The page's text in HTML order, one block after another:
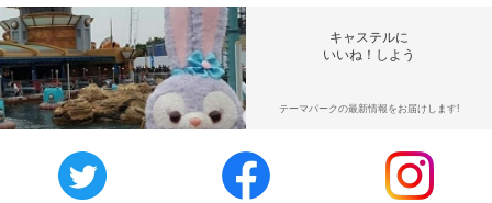
キャステルに
いいね！しよう
テーマパークの最新情報をお届けします!